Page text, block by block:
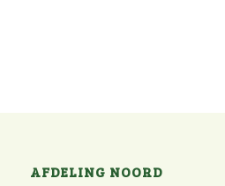
AFDELING NOORD